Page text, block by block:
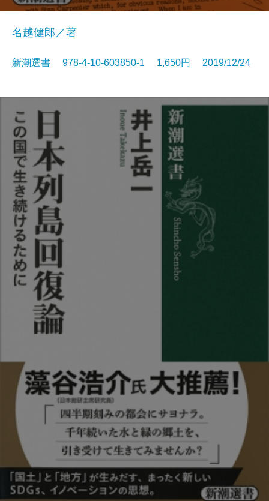
名越健郎／著
新潮選書 978-4-10-603850-1 1,650円 2019/12/24